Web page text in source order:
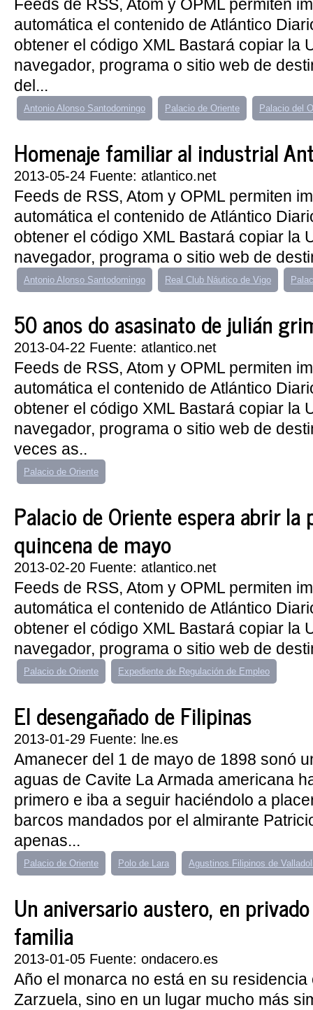
Feeds de RSS, Atom y OPML permiten
automática el contenido de Atlántico
obtener el código XML Bastará copiar la
navegador, programa o sitio web de
del...
Antonio Alonso Santodomingo Palacio de Oriente Palacio del
Homenaje familiar al industrial
2013-05-24 Fuente: atlantico.net
Feeds de RSS, Atom y OPML permiten
automática el contenido de Atlántico
obtener el código XML Bastará copiar la
navegador, programa o sitio web de
Antonio Alonso Santodomingo Real Club Náutico de Vigo
50 anos do asasinato de julián
2013-04-22 Fuente: atlantico.net
Feeds de RSS, Atom y OPML permiten
automática el contenido de Atlántico
obtener el código XML Bastará copiar la
navegador, programa o sitio web de
veces as..
Palacio de Oriente
Palacio de Oriente espera abrir la
quincena de mayo
2013-02-20 Fuente: atlantico.net
Feeds de RSS, Atom y OPML permiten
automática el contenido de Atlántico
obtener el código XML Bastará copiar la
navegador, programa o sitio web de
Palacio de Oriente Expediente de Regulación de Empleo
El desengañado de Filipinas
2013-01-29 Fuente: lne.es
Amanecer del 1 de mayo de 1898 sonó
aguas de Cavite La Armada americana
primero e iba a seguir haciéndolo a
barcos mandados por el almirante
apenas...
Palacio de Oriente Polo de Lara Agustinos Filipinos de
Un aniversario austero, en
familia
2013-01-05 Fuente: ondacero.es
Año el monarca no está en su residencia
Zarzuela, sino en un lugar mucho más